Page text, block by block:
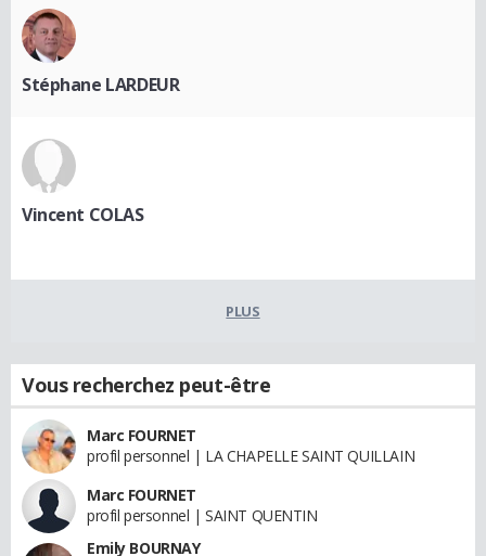
Stéphane LARDEUR
Vincent COLAS
PLUS
Vous recherchez peut-être
Marc FOURNET
profil personnel | LA CHAPELLE SAINT QUILLAIN
Marc FOURNET
profil personnel | SAINT QUENTIN
Emily BOURNAY